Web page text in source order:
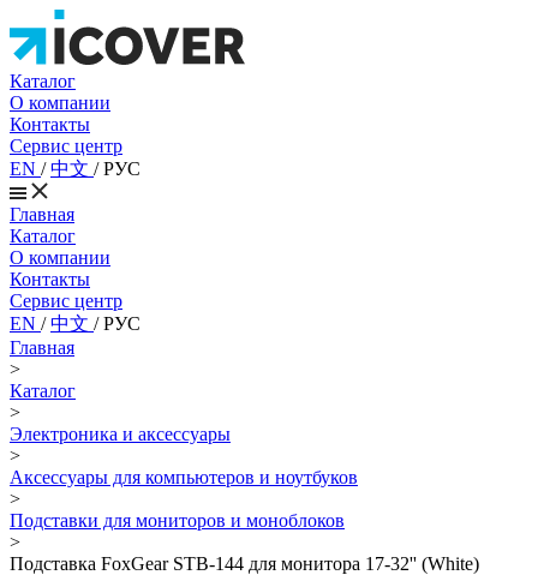
Каталог
О компании
Контакты
Сервис центр
EN /中文 /РУС
Главная
Каталог
О компании
Контакты
Сервис центр
EN /中文 /РУС
Главная
>
Каталог
>
Электроника и аксессуары
>
Аксессуары для компьютеров и ноутбуков
>
Подставки для мониторов и моноблоков
>
Подставка FoxGear STB-144 для монитора 17-32'' (White)